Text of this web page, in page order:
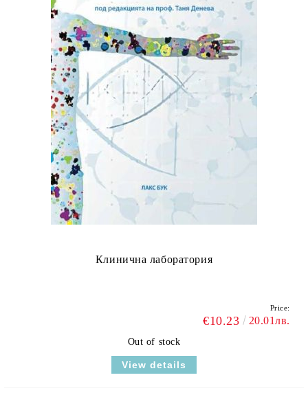
Клинична лаборатория
Price:
€10.23 20.01лв.
Out of stock
View details